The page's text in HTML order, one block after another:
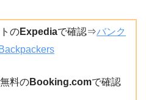
のExpediaで確認⇒バンク
料のBooking.comで確認